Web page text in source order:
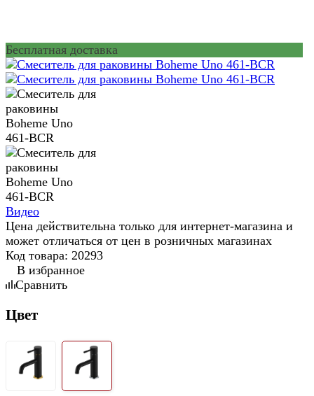
Бесплатная доставка
Видео
Цена действительна только для интернет-магазина и
может отличаться от цен в розничных магазинах
Код товара: 20293
В избранное
Сравнить
Цвет